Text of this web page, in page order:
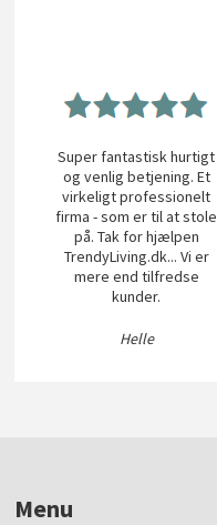
Super fantastisk hurtigt
og venlig betjening. Et
virkeligt professionelt
firma - som er til at stole
på. Tak for hjælpen
TrendyLiving.dk... Vi er
mere end tilfredse
kunder.
Helle
Menu